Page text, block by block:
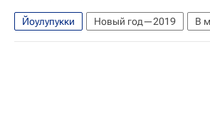
Йоулупукки Новый год—2019
В
Финляндия
Ленинградская область